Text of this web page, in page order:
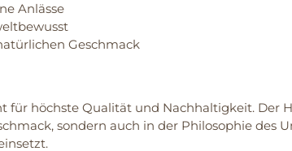
Anlässe
Geschmack
für höchste Qualität und Nachhaltigkeit.
sondern auch in der Philosophie